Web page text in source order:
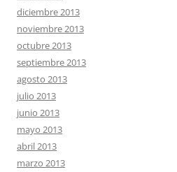
diciembre 2013
noviembre 2013
octubre 2013
septiembre 2013
agosto 2013
julio 2013
junio 2013
mayo 2013
abril 2013
marzo 2013